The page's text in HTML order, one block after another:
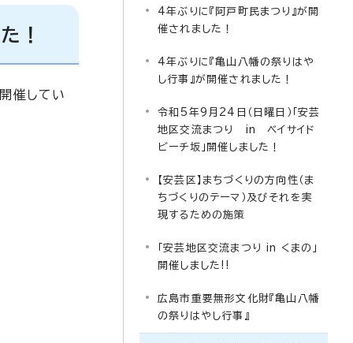
！
催してい
4年ぶりに『阿戸町民まつり』が開
催されました！
4年ぶりに『亀山八幡の祭りはや
し行事』が開催されました！
令和5年9月24日（日曜日）「安芸
地区交流まつり in ベイサイド
ビーチ坂」開催しました！
【安芸区】まちづくりの方向性（ま
ちづくりのテーマ）及びそれを実
現するための施策
「安芸地区交流まつり in くまの」
開催しました!!
広島市重要無形文化財『亀山八幡
の祭りはやし行事』